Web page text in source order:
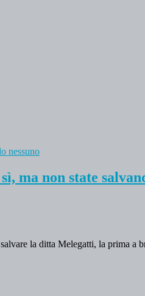
ma non state
la ditta Melegatti, la prima